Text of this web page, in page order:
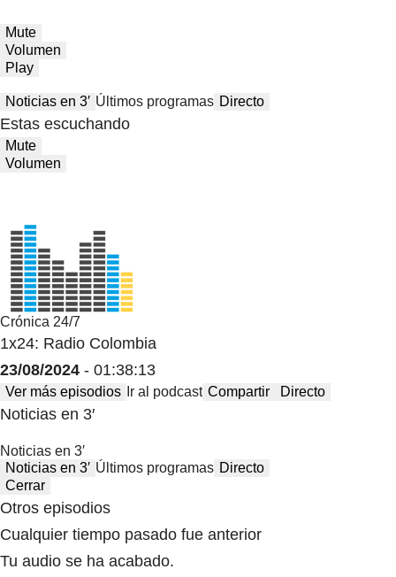
Mute
Volumen
Play
Noticias en 3′ Últimos programas Directo
Estas escuchando
Mute
Volumen
Crónica 24/7
1x24: Radio Colombia
23/08/2024 - 01:38:13
Ver más episodios Ir al podcast Compartir Directo
Noticias en 3′
Noticias en 3′
Noticias en 3′ Últimos programas Directo
Cerrar
Otros episodios
Cualquier tiempo pasado fue anterior
Tu audio se ha acabado.